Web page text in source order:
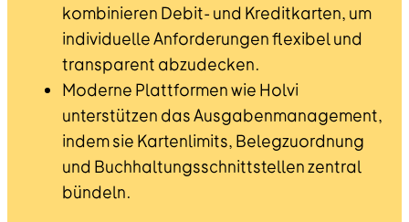
kombinieren Debit- und Kreditkarten, um
individuelle Anforderungen flexibel und
transparent abzudecken.
Moderne Plattformen wie Holvi
unterstützen das Ausgabenmanagement,
indem sie Kartenlimits, Belegzuordnung
und Buchhaltungsschnittstellen zentral
bündeln.